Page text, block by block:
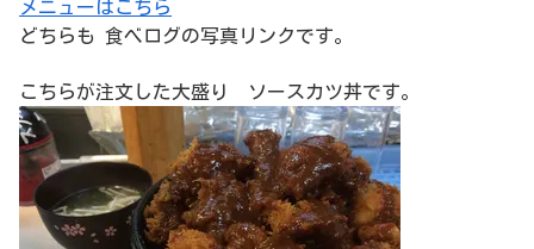
メニューはこちら
どちらも 食べログの写真リンクです。
こちらが注文した大盛り ソースカツ丼です。